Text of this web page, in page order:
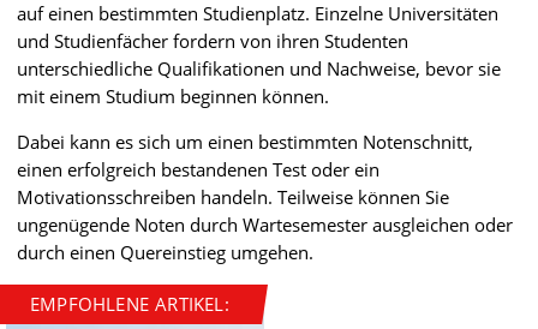
auf einen bestimmten Studienplatz. Einzelne Universitäten
und Studienfächer fordern von ihren Studenten
unterschiedliche Qualifikationen und Nachweise, bevor sie
mit einem Studium beginnen können.
Dabei kann es sich um einen bestimmten Notenschnitt,
einen erfolgreich bestandenen Test oder ein
Motivationsschreiben handeln. Teilweise können Sie
ungenügende Noten durch Wartesemester ausgleichen oder
durch einen Quereinstieg umgehen.
EMPFOHLENE ARTIKEL: